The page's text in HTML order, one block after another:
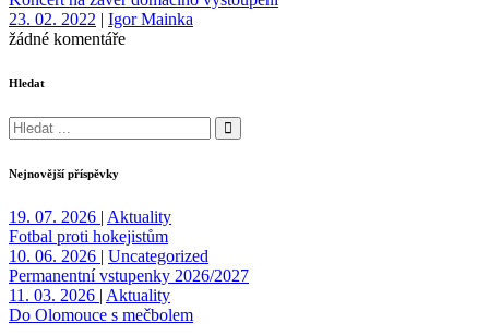
23. 02. 2022 | Igor Mainka
žádné komentáře
Hledat
Nejnovější příspěvky
19. 07. 2026 | Aktuality
Fotbal proti hokejistům
10. 06. 2026 | Uncategorized
Permanentní vstupenky 2026/2027
11. 03. 2026 | Aktuality
Do Olomouce s mečbolem